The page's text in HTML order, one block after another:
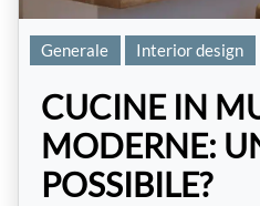
Generale Interior design
CUCINE IN
MODERNE:
POSSIBILE?